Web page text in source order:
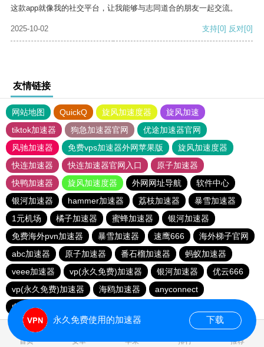
这款app就像我的社交平台，让我能够与志同道合的朋友一起交流。
2025-10-02 支持[0] 反对[0]
友情链接
网站地图 QuickQ 旋风加速度器
旋风加速
tiktok加速器
狗急加速器官网
优途加速器官网
风驰加速器
免费vps加速器外网苹果版
旋风加速度器
快连加速器
快连加速器官网入口
原子加速器
快鸭加速器
旋风加速度器 外网网址导航
软件中心
银河加速器
hammer加速器 荔枝加速器
暴雪加速器
1元机场
橘子加速器 蜜蜂加速器
银河加速器
免费海外pvn加速器
暴雪加速器 速鹰666
海外梯子官网
abc加速器
原子加速器 番石榴加速器
蚂蚁加速器
veee加速器
vp(永久免费)加速器 银河加速器
优云666
vp(永久免费)加速器
海鸥加速器
anyconnect
白鲸加速器
首页 安卓 苹果 排行 推荐
永久免费使用的加速器 下载
4.777079s